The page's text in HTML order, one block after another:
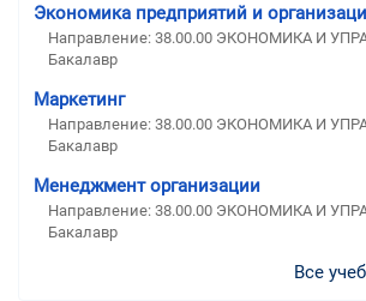
Экономика предприятий и
Направление: 38.00.00 ЭКОНОМИКА И
Бакалавр
Маркетинг
Направление: 38.00.00 ЭКОНОМИКА И
Бакалавр
Менеджмент организации
Направление: 38.00.00 ЭКОНОМИКА И
Бакалавр
Все